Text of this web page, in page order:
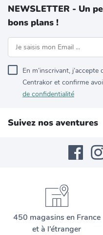
NEWSLETTER - Un
bons plans !
En m’inscrivant,
Centrakor et confirme
de confidentialité
Suivez nos aventures
450 magasins en France
et à l’étranger